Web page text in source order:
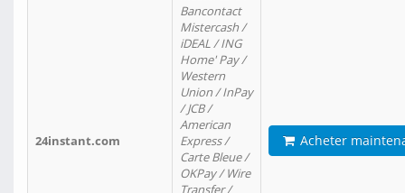
24instant.com
Bancontact
Mistercash /
iDEAL / ING
Home' Pay /
Western
Union / InPay
/ JCB /
American
Express /
Carte Bleue /
OKPay / Wire
Transfer /
Acheter